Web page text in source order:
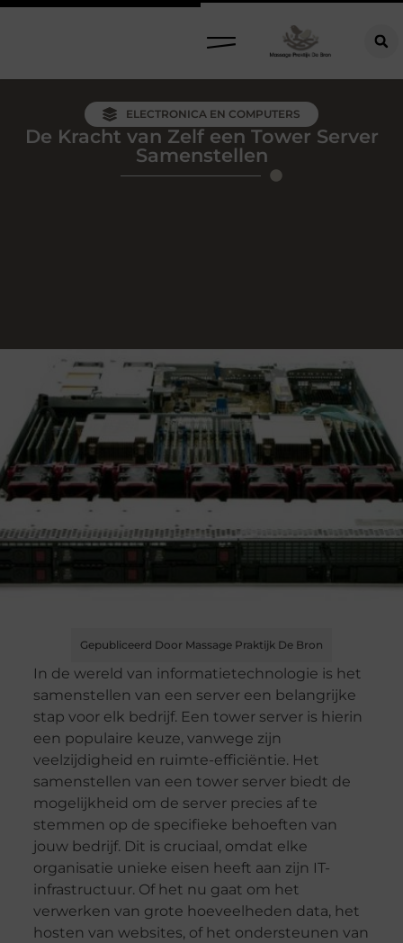
ELECTRONICA EN COMPUTERS
De Kracht van Zelf een Tower Server
Samenstellen
Gepubliceerd Door Massage Praktijk De Bron
In de wereld van informatietechnologie is het
samenstellen van een server een belangrijke
stap voor elk bedrijf. Een tower server is hierin
een populaire keuze, vanwege zijn
veelzijdigheid en ruimte-efficiëntie. Het
samenstellen van een tower server biedt de
mogelijkheid om de server precies af te
stemmen op de specifieke behoeften van
jouw bedrijf. Dit is cruciaal, omdat elke
organisatie unieke eisen heeft aan zijn IT-
infrastructuur. Of het nu gaat om het
verwerken van grote hoeveelheden data, het
hosten van websites, of het ondersteunen van